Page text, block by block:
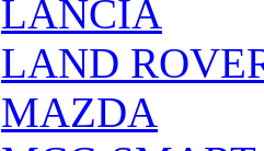
LANCIA
LAND
MAZDA